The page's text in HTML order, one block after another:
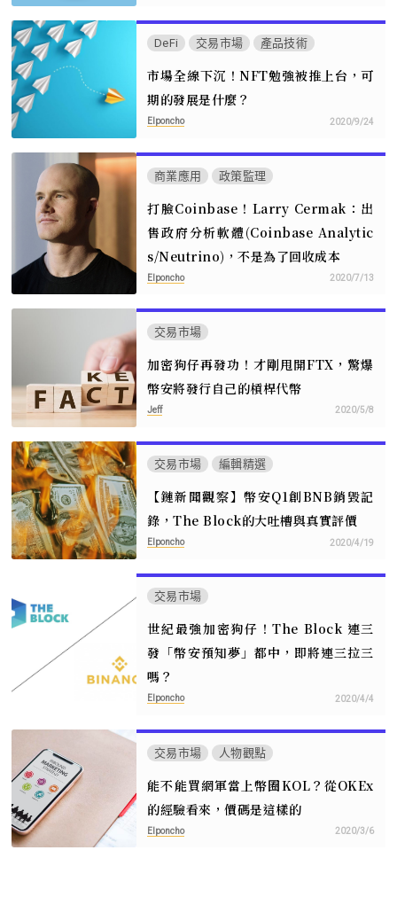
DeFi 交易市場 產品技術
市場全線下沉！NFT勉強被推上台，可
期的發展是什麼？
Elponcho 2020/9/24
商業應用 政策監理
打臉Coinbase！Larry Cermak：出
售政府分析軟體(Coinbase Analytic
s/Neutrino)，不是為了回收成本
Elponcho 2020/7/13
交易市場
加密狗仔再發功！才剛甩開FTX，驚爆
幣安將發行自己的槓桿代幣
Jeff 2020/5/8
交易市場 編輯精選
【鏈新聞觀察】幣安Q1創BNB銷毀記
錄，The Block的大吐槽與真實評價
Elponcho 2020/4/19
交易市場
世紀最強加密狗仔！The Block 連三
發「幣安預知夢」都中，即將連三拉三
嗎？
Elponcho 2020/4/4
交易市場 人物觀點
能不能買網軍當上幣圈KOL？從OKEx
的經驗看來，價碼是這樣的
Elponcho 2020/3/6